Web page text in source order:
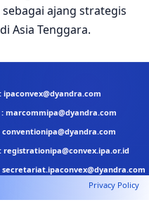
ajang strategis
Asia Tenggara.
Privacy Policy